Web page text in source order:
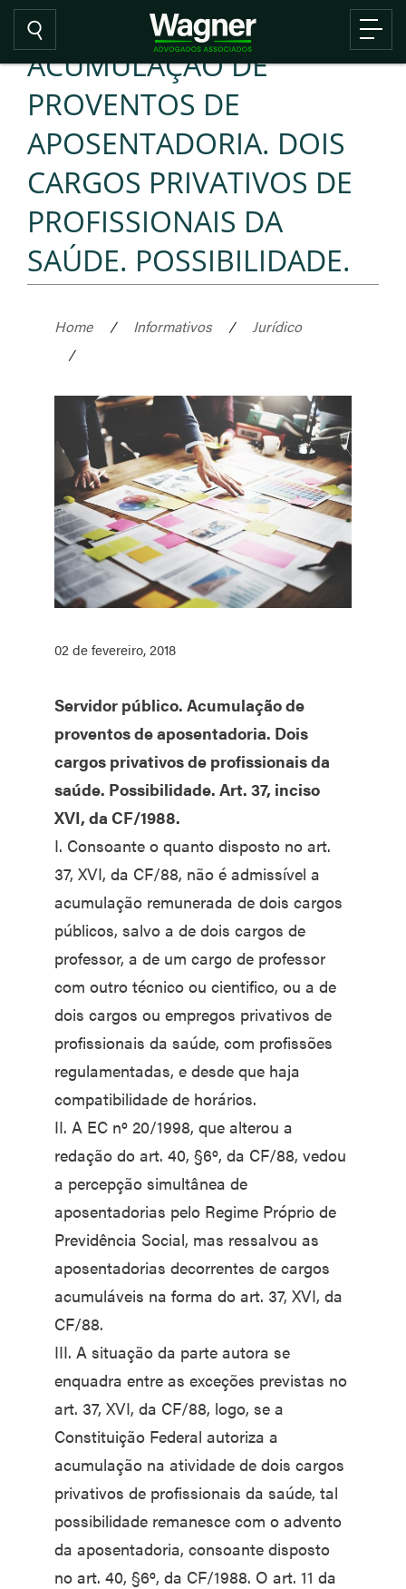
ACUMULAÇÃO DE
PROVENTOS DE
APOSENTADORIA. DOIS
CARGOS PRIVATIVOS DE
PROFISSIONAIS DA
SAÚDE. POSSIBILIDADE.
Home / Informativos /
Jurídico
/
02 de fevereiro, 2018
Servidor público. Acumulação de
proventos de aposentadoria. Dois
cargos privativos de profissionais da
saúde. Possibilidade. Art. 37, inciso
XVI, da CF/1988.
I. Consoante o quanto disposto no art.
37, XVI, da CF/88, não é admissível a
acumulação remunerada de dois cargos
públicos, salvo a de dois cargos de
professor, a de um cargo de professor
com outro técnico ou cientifico, ou a de
dois cargos ou empregos privativos de
profissionais da saúde, com profissões
regulamentadas, e desde que haja
compatibilidade de horários.
II. A EC nº 20/1998, que alterou a
redação do art. 40, §6º, da CF/88, vedou
a percepção simultânea de
aposentadorias pelo Regime Próprio de
Previdência Social, mas ressalvou as
aposentadorias decorrentes de cargos
acumuláveis na forma do art. 37, XVI, da
CF/88.
III. A situação da parte autora se
enquadra entre as exceções previstas no
art. 37, XVI, da CF/88, logo, se a
Constituição Federal autoriza a
acumulação na atividade de dois cargos
privativos de profissionais da saúde, tal
possibilidade remanesce com o advento
da aposentadoria, consoante disposto
no art. 40, §6º, da CF/1988. O art. 11 da